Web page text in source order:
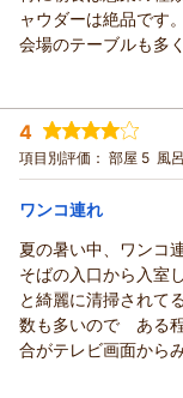
当館自慢の大浴場で
一方で大浴場まで
し訳ございません
善に努めてまいり
またのご来館をス
稿ありがとうござい
フロント 一條
ャウダーは絶品です。
会場のテーブルも多
リアでガーデンを見
また利用します。
宿泊時期： 2026年07月
投稿者： サムさん(男性/
宿泊プラン： 朝食付き
ュッフェ
シングル
宿泊価格帯：
アパホテル＆リゾート
この度はアパホテ
だけまして誠にあ
チェックインやお
お言葉、大変嬉し
朝食会場での雰囲
4
項目別評価： 部屋 5 風
ワンコ連れ
夏の暑い中、ワンコ
そばの入口から入室
と綺麗に清掃されて
数も多いので ある
合がテレビ画面から